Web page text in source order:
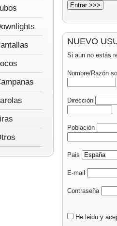
NUEVO
Si aun no estás
Nombre/Razón
Dirección
Población
Pais
E-mail
Contraseña
He leido y